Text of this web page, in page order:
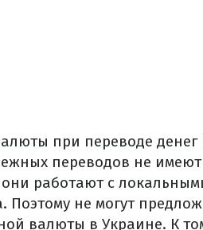
при переводе денег
переводов не имеют
работают с
не могут
валюты в Украине. К